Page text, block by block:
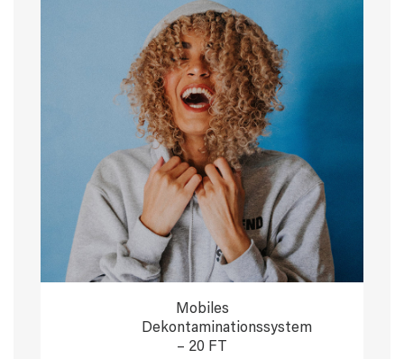
Mobiles
Dekontaminationssystem
– 20 FT